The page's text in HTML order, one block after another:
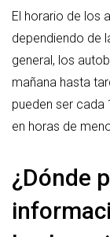
El horario de los
dependiendo de
general, los
mañana hasta
pueden ser cada
en horas de
¿Dónde